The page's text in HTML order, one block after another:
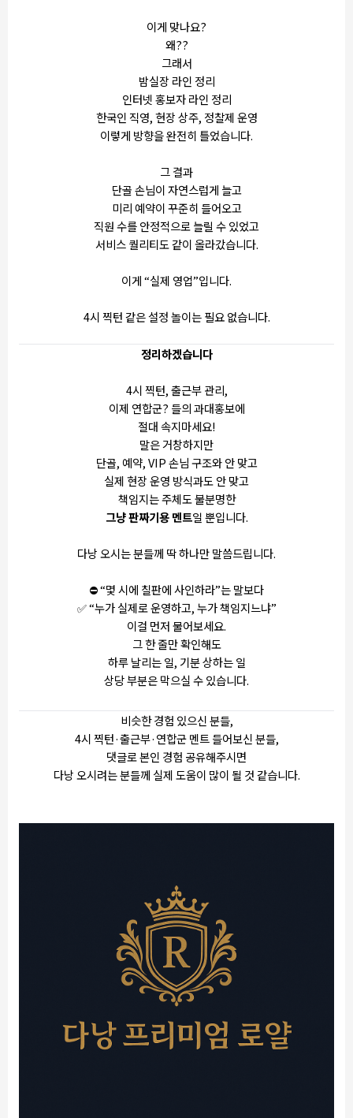
이게 맞나요?
왜??
그래서
밤실장 라인 정리
인터넷 홍보자 라인 정리
한국인 직영, 현장 상주, 정찰제 운영
이렇게 방향을 완전히 틀었습니다.
그 결과
단골 손님이 자연스럽게 늘고
미리 예약이 꾸준히 들어오고
직원 수를 안정적으로 늘릴 수 있었고
서비스 퀄리티도 같이 올라갔습니다.
이게 “실제 영업”입니다.
4시 찍턴 같은 설정 놀이는 필요 없습니다.
정리하겠습니다
4시 찍턴, 출근부 관리,
이제 연합군? 들의 과대홍보에
절대 속지마세요!
말은 거창하지만
단골, 예약, VIP 손님 구조와 안 맞고
실제 현장 운영 방식과도 안 맞고
책임지는 주체도 불분명한
그냥 판짜기용 멘트일 뿐입니다.
다낭 오시는 분들께 딱 하나만 말씀드립니다.
⛔ “몇 시에 칠판에 사인하라”는 말보다
✅ “누가 실제로 운영하고, 누가 책임지느냐”
이걸 먼저 물어보세요.
그 한 줄만 확인해도
하루 날리는 일, 기분 상하는 일
상당 부분은 막으실 수 있습니다.
비슷한 경험 있으신 분들,
4시 찍턴·출근부·연합군 멘트 들어보신 분들,
댓글로 본인 경험 공유해주시면
다낭 오시려는 분들께 실제 도움이 많이 될 것 같습니다.